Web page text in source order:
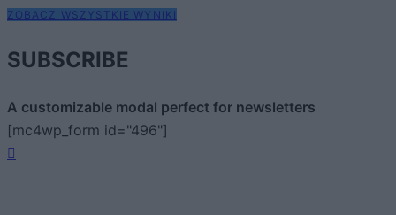
ZOBACZ WSZYSTKIE WYNIKI
SUBSCRIBE
A customizable modal perfect for newsletters
[mc4wp_form id="496"]